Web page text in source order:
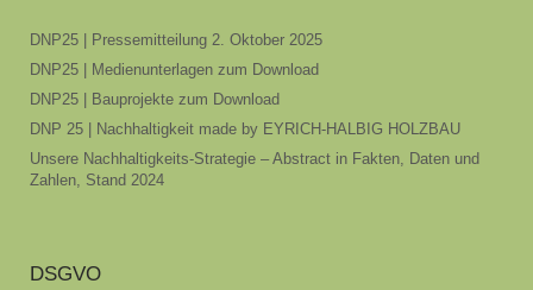
DNP25 | Pressemitteilung 2. Oktober 2025
DNP25 | Medienunterlagen zum Download
DNP25 | Bauprojekte zum Download
DNP 25 | Nachhaltigkeit made by EYRICH-HALBIG HOLZBAU
Unsere Nachhaltigkeits-Strategie – Abstract in Fakten, Daten und
Zahlen, Stand 2024
DSGVO